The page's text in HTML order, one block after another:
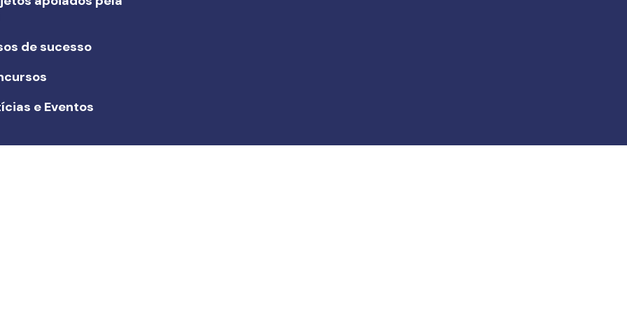
de sucesso
e Eventos